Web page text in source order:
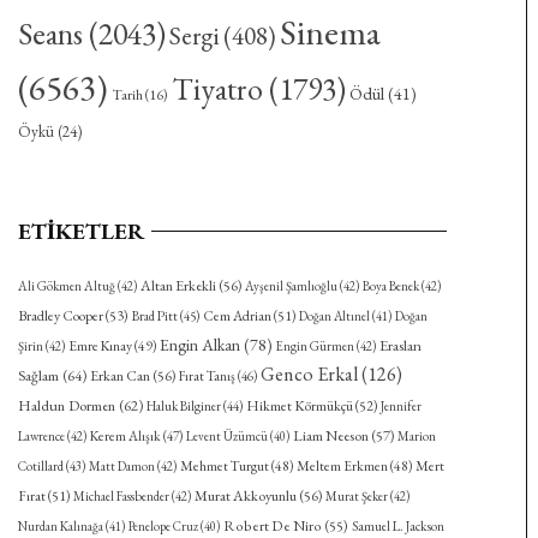
Seans (2043)Sergi(408)Sinema
(6563) Tarih(16) Tiyatro (1793) Ödül(41)
Öykü(24)
ETIKETLER
Ali Gökmen Altuğ(42) Altan Erkekli(56) Ayşenil Şamlıoğlu(42) Boya Benek(42)
Bradley Cooper(53) Brad Pitt(45) Cem Adrian(51) Doğan Altınel(41) Doğan
Şirin(42) Emre Kınay(49) Engin Alkan(78) Engin Gürmen(42) Eraslan
Sağlam(64) Erkan Can(56) Fırat Tanış(46) Genco Erkal(126)
Haldun Dormen(62) Haluk Bilginer(44) Hikmet Körmükçü(52) Jennifer
Lawrence(42) Kerem Alışık(47) Levent Üzümcü(40) Liam Neeson(57) Marion
Cotillard(43) Matt Damon(42) Mehmet Turgut(48) Meltem Erkmen(48) Mert
Fırat(51) Michael Fassbender(42) Murat Akkoyunlu(56) Murat Şeker(42)
Nurdan Kalınağa(41) Penelope Cruz(40) Robert De Niro (55) Samuel L. Jackson